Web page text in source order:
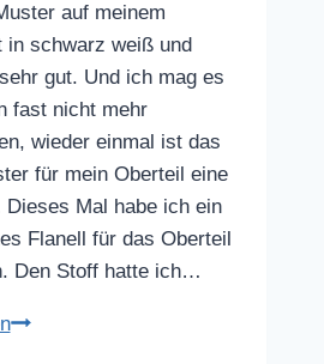
auf meinem
in schwarz weiß und
gut. Und ich mag es
fast nicht mehr
wieder einmal ist das
für mein Oberteil eine
Dieses Mal habe ich ein
Flanell für das Oberteil
Den Stoff hatte ich…
Grafische